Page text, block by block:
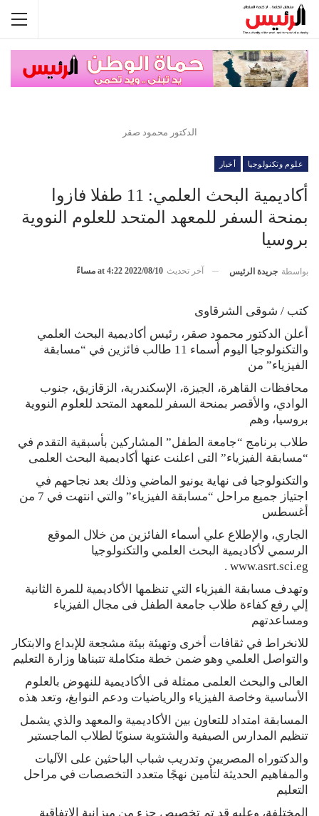
الدكتور محمود صقر
علوم وتكنولوجيا أخبار
أكاديمية البحث العلمي: 11 طفلا فازوا
بمنحة السفر للمعهد المتحد للعلوم النووية
بروسيا
بواسطة جريدة الرئيس آخر تحديث 2022/08/10 at 4:22 مساءً
كتب / شوقى الشرقاوى
أعلن الدكتور محمود صقر، رئيس أكاديمية البحث العلمي
والتكنولوجيا اليوم أسماء 11 طالب فائزين في “مسابقة
الفيزياء” من
محافظات القاهرة، الجيزة، الإسكندرية، الزقازيق، جنوب
الوادي، والأقصر بمنحة السفر للمعهد المتحد للعلوم النووية
بروسيا، وهم
طلاب برنامج “جامعة الطفل” المشاركين بأسبقية التقدم في
“مسابقة الفيزياء” التى اعلنت عنها أكاديمية البحث العلمى
والتكنولوجيا فى نهاية يونيو الماضي وذلك بعد نجاحهم في
اجتياز جميع مراحل “مسابقة الفيزياء” والتي انتهت في 7 من
أغسطس
الجاري، والإطلاع علي أسماء الفائزين من خلال الموقع
الرسمي لأكاديمية البحث العلمي والتكنولوجيا
www.asrt.sci.eg .
وتهدف مسابقة الفيزياء التي تنظمها الأكاديمية للمرة الثانية
إلي رفع كفاءة طلاب جامعة الطفل فى مجال الفيزياء
ومساعدتهم
للانخراط في ثقافات أخرى وتهيئة بيئة مشجعة للإبداع والابتكار
والتواصل العلمي وهو ضمن خطة متكاملة تتبناها وزارة التعليم
العالى والبحث العلمى ممثلة فى الأكاديمية للنهوض بالعلوم
الأساسية وخاصة الفيزياء والرياضيات ودعم النوابغ، وتعد هذه
المسابقة امتداد للتعاون بين الأكاديمية والمعهد والذي يشمل
تنظيم المدارس الصيفية والشتوية سنويًا لطلاب الماجستير
والدكتوراه المصريين وتدريب شباب الباحثين على الآليات
والمفاهيم الحديثة لتأمين نهجًا متعدد التخصصات في مراحل
التعليم
المختلفة، وعليه قد تم تخصيص جزء من ميزانية الإتفاقية